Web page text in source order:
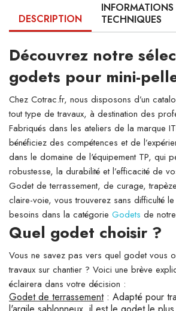
DESCRIPTION
INFORMATIONS
TECHNIQUES
Découvrez notre
godets pour mini-
Chez Cotrac.fr, nous disposons d’un
tout type de travaux, à destination des
Fabriqués dans les ateliers de la marque
bénéficiez des compétences et de
dans le domaine de l'équipement TP, qui
robustesse, la durabilité et l’efficacité de
Godet de terrassement, de curage,
claire-voie, vous trouverez sans difficulté
besoins dans la catégorie Godets de
Quel godet choisir ?
Vous ne savez pas vers quel godet vous
travaux sur chantier ? Voici une brève
éclairera dans votre décision :
Godet de terrassement: Adapté pour